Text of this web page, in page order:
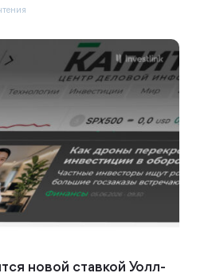
новой ставкой Уолл-